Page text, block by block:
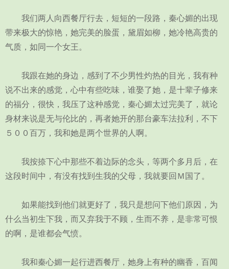
我们两人向西餐厅行去，短短的一段路，秦心媚的出现
带来极大的惊艳，她完美的脸蛋，黛眉如柳，她冷艳高贵的
气质，如同一个女王。
我跟在她的身边，感到了不少男性灼热的目光，我有种
说不出来的感觉，心中有些吃味，谁娶了她，是十辈子修来
的福分，很快，我压了这种感觉，秦心媚太过完美了，就论
身材来说是无与伦比的，再者她开的那台豪车法拉利，不下
５００百万，我和她是两个世界的人啊。
我按捺下心中那些不着边际的念头，等两个多月后，在
这段时间中，有没有找到生我的父母，我就要回Ｍ国了。
如果能找到他们就更好了，我只是想问下他们原因，为
什么当初生下我，而又弃我于不顾，生而不养，是非常可恨
的啊，是谁都会气愤。
我和秦心媚一起行进西餐厅，她身上有种的幽香，百闻